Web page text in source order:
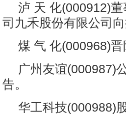
泸 天 化(000912)
司九禾股份有限公司
煤 气 化(000968)晋
广州友谊(000987)
告。
华工科技(000988)